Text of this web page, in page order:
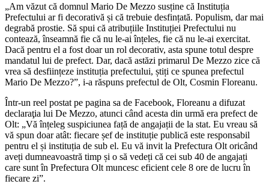
„Am văzut că domnul Mario De Mezzo susține că Instituția
Prefectului ar fi decorativă și că trebuie desfințată. Populism, dar mai
degrabă prostie. Să spui că atribuțiile Instituției Prefectului nu
contează, înseamnă fie că nu le-ai înțeles, fie că nu le-ai exercitat.
Dacă pentru el a fost doar un rol decorativ, asta spune totul despre
mandatul lui de prefect. Dar, dacă astăzi primarul De Mezzo zice că
vrea să desființeze instituția prefectului, știți ce spunea prefectul
Mario De Mezzo?”, i-a răspuns prefectul de Olt, Cosmin Floreanu.
Într-un reel postat pe pagina sa de Facebook, Floreanu a difuzat
declaraţia lui De Mezzo, atunci când acesta din urmă era prefect de
Olt: „Vă înțeleg suspiciunea față de angajații de la stat. Eu vreau să
vă spun doar atât: fiecare șef de instituție publică este responsabil
pentru el și instituția de sub el. Eu vă invit la Prefectura Olt oricând
aveți dumneavoastră timp și o să vedeți că cei sub 40 de angajați
care sunt în Prefectura Olt muncesc eficient cele 8 ore de lucru în
fiecare zi”.